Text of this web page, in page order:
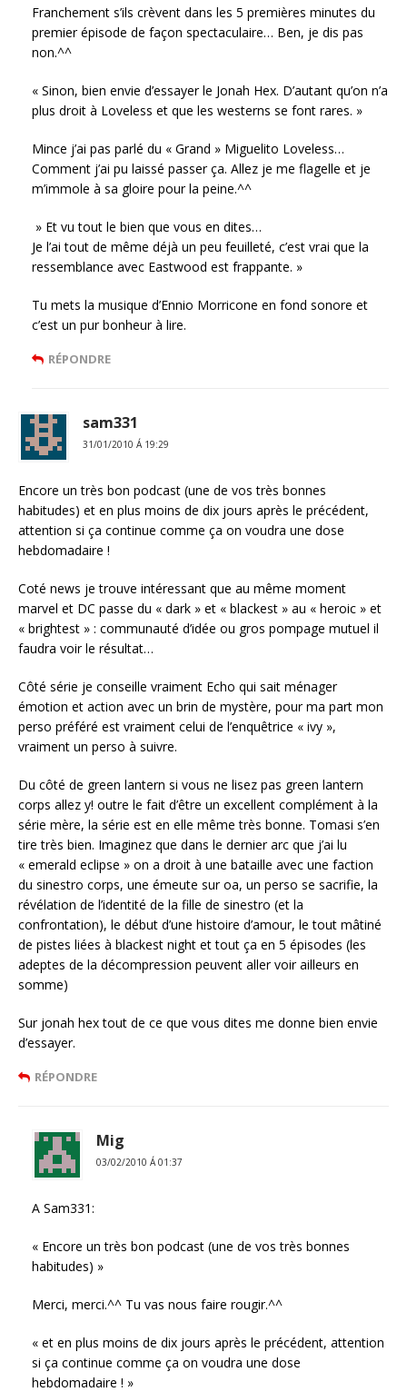
Franchement s’ils crèvent dans les 5 premières minutes du
premier épisode de façon spectaculaire… Ben, je dis pas
non.^^
« Sinon, bien envie d’essayer le Jonah Hex. D’autant qu’on n’a
plus droit à Loveless et que les westerns se font rares. »
Mince j’ai pas parlé du « Grand » Miguelito Loveless…
Comment j’ai pu laissé passer ça. Allez je me flagelle et je
m’immole à sa gloire pour la peine.^^
» Et vu tout le bien que vous en dites…
Je l’ai tout de même déjà un peu feuilleté, c’est vrai que la
ressemblance avec Eastwood est frappante. »
Tu mets la musique d’Ennio Morricone en fond sonore et
c’est un pur bonheur à lire.
RÉPONDRE
sam331
31/01/2010 Á 19:29
Encore un très bon podcast (une de vos très bonnes
habitudes) et en plus moins de dix jours après le précédent,
attention si ça continue comme ça on voudra une dose
hebdomadaire !
Coté news je trouve intéressant que au même moment
marvel et DC passe du « dark » et « blackest » au « heroic » et
« brightest » : communauté d’idée ou gros pompage mutuel il
faudra voir le résultat…
Côté série je conseille vraiment Echo qui sait ménager
émotion et action avec un brin de mystère, pour ma part mon
perso préféré est vraiment celui de l’enquêtrice « ivy »,
vraiment un perso à suivre.
Du côté de green lantern si vous ne lisez pas green lantern
corps allez y! outre le fait d’être un excellent complément à la
série mère, la série est en elle même très bonne. Tomasi s’en
tire très bien. Imaginez que dans le dernier arc que j’ai lu
« emerald eclipse » on a droit à une bataille avec une faction
du sinestro corps, une émeute sur oa, un perso se sacrifie, la
révélation de l’identité de la fille de sinestro (et la
confrontation), le début d’une histoire d’amour, le tout mâtiné
de pistes liées à blackest night et tout ça en 5 épisodes (les
adeptes de la décompression peuvent aller voir ailleurs en
somme)
Sur jonah hex tout de ce que vous dites me donne bien envie
d’essayer.
RÉPONDRE
Mig
03/02/2010 Á 01:37
A Sam331:
« Encore un très bon podcast (une de vos très bonnes
habitudes) »
Merci, merci.^^ Tu vas nous faire rougir.^^
« et en plus moins de dix jours après le précédent, attention
si ça continue comme ça on voudra une dose
hebdomadaire ! »